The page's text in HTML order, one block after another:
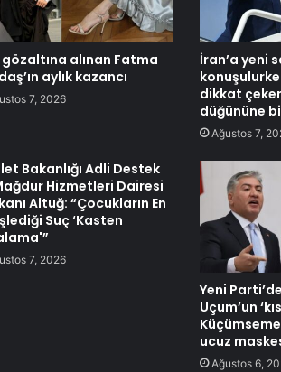
alınan Fatma
aylık kazancı
7, 2026
İran’a yeni
dikkat
düğününe
Ağustos 7,
Bakanlığı Adli Destek
Hizmetleri Dairesi
Altuğ: “Çocukların En
Suç ‘Kasten
7, 2026
Yeni
Uçum’un
ucuz
Ağustos 6,